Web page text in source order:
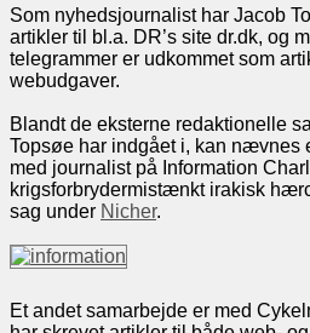
Som nyhedsjournalist har Jacob
artikler til bl.a. DR’s site dr.dk, og
telegrammer er udkommet som
webudgaver.
Blandt de eksterne redaktionelle
Topsøe har indgået i, kan nævnes
med journalist på Information
krigsforbrydermistænkt irakisk
sag under Nicher.
Et andet samarbejde er med